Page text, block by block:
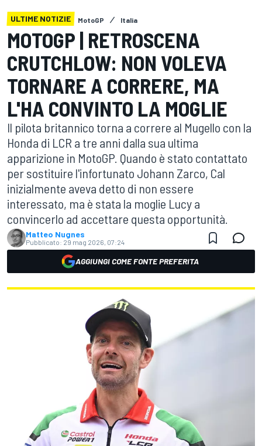
ULTIME NOTIZIE MotoGP Italia
MOTOGP | RETROSCENA
CRUTCHLOW: NON VOLEVA
TORNARE A CORRERE, MA
L'HA CONVINTO LA MOGLIE
Il pilota britannico torna a correre al Mugello con la
Honda di LCR a tre anni dalla sua ultima
apparizione in MotoGP. Quando è stato contattato
per sostituire l'infortunato Johann Zarco, Cal
inizialmente aveva detto di non essere
interessato, ma è stata la moglie Lucy a
convincerlo ad accettare questa opportunità.
Matteo Nugnes
Pubblicato: 29 mag 2026, 07:24
AGGIUNGI COME FONTE PREFERITA